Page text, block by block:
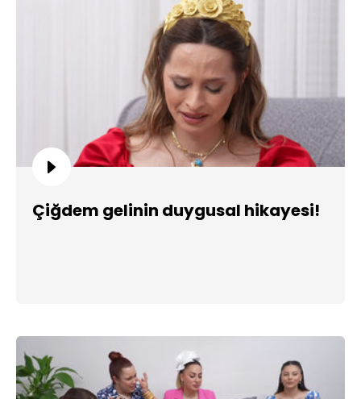
Çiğdem gelinin duygusal hikayesi!